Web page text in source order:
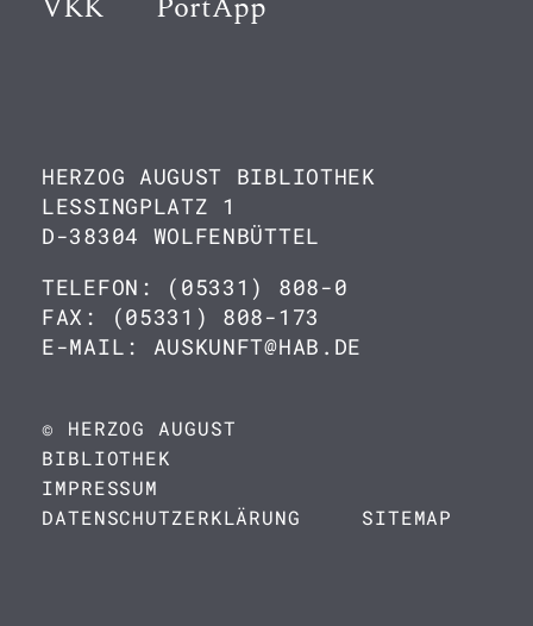
HERZOG AUGUST BIBLIOTHEK
LESSINGPLATZ 1
D-38304 WOLFENBÜTTEL
TELEFON: (05331) 808-0
FAX: (05331) 808-173
E-MAIL: AUSKUNFT@HAB.DE
© HERZOG AUGUST
BIBLIOTHEK
IMPRESSUM
DATENSCHUTZERKLÄRUNG
SITEMAP